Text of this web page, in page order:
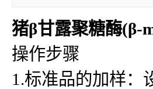
猪β甘露聚糖酶(β-
操作步骤
1.标准品的加样：